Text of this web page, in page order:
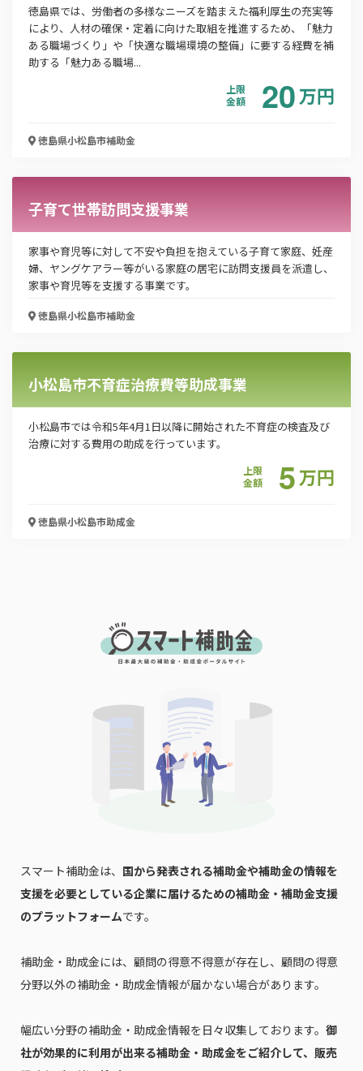
メールアドレス
「PDF資料ダウンロード」ボタンを押下した時点
徳島県では、労働者の多様なニーズを踏まえた福利厚生の充実等
により、人材の確保・定着に向けた取組を推進するため、「魅力
ある職場づくり」や「快適な職場環境の整備」に要する経費を補
助する「魅力ある職場...
上限
金額
20万円
徳島県小松島市補助金
子育て世帯訪問支援事業
家事や育児等に対して不安や負担を抱えている子育て家庭、妊産
婦、ヤングケアラー等がいる家庭の居宅に訪問支援員を派遣し、
家事や育児等を支援する事業です。
徳島県小松島市補助金
小松島市不育症治療費等助成事業
小松島市では令和5年4月1日以降に開始された不育症の検査及び
治療に対する費用の助成を行っています。
上限
金額
5万円
徳島県小松島市助成金
スマート補助金は、 国から発表される補助金や補助金の情報を
支援を必要としている企業に届けるための補助金・補助金支援
のプラットフォームです。
補助金・助成金には、顧問の得意不得意が存在し、顧問の得意
分野以外の補助金・助成金情報が届かない場合があります。
幅広い分野の補助金・助成金情報を日々収集しております。 御
社が効果的に利用が出来る補助金・助成金をご紹介して、販売